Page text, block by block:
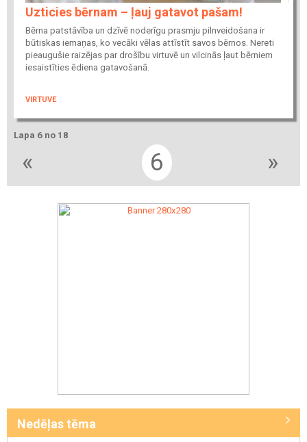
Uzticies bērnam – ļauj gatavot pašam!
Bērna patstāvība un dzīvē noderīgu prasmju pilnveidošana ir
būtiskas iemaņas, ko vecāki vēlas attīstīt savos bērnos. Nereti
pieaugušie raizējas par drošību virtuvē un vilcinās ļaut bērniem
iesaistīties ēdiena gatavošanā.
VIRTUVE
Lapa 6 no 18
« 6 »
Nedēļas tēma